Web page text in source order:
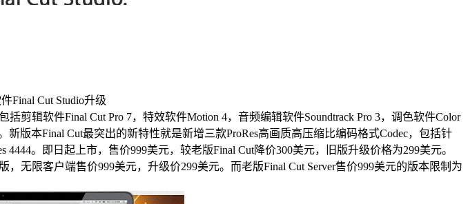
Final Cut Studio升级
剪辑软件Final Cut Pro 7，特效软件Motion 4，音频编辑软件Soundtrack Pro 3，调色软件Color
版本Final Cut最突出的新特性就是新增三款ProRes高画质高压缩比编码格式Codec，包括针
。即日起上市，售价999美元，较老版Final Cut降价300美元，旧版升级价格为299美元。
无限客户端售价999美元，升级价299美元。而老版Final Cut Server售价999美元的版本限制为